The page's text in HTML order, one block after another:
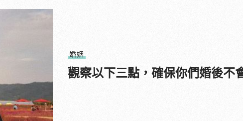
婚姻
觀察以下三點，確保你們婚後不